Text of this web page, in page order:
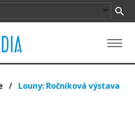
/ Louny: Ročníková výstava